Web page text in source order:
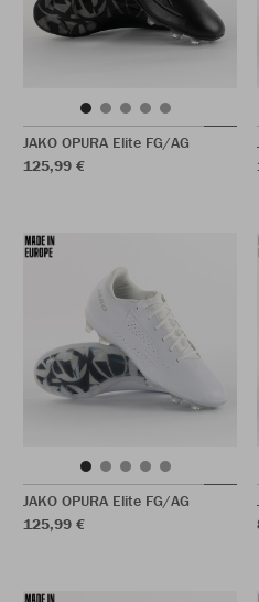
JAKO OPURA Elite FG/AG
125,99 €
JAKO OPURA Elite FG/AG
125,99 €